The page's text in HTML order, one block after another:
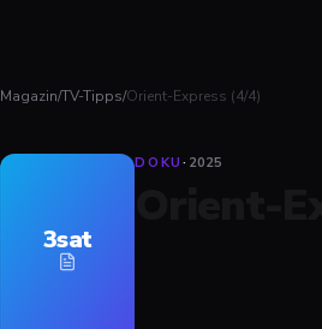
Magazin/TV-Tipps/Orient-Express (4/4)
3sat
DOKU· 2025